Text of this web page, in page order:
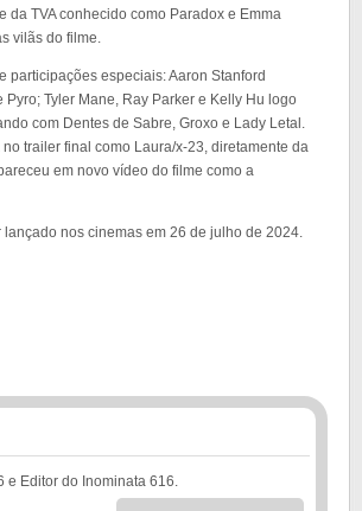
da TVA conhecido como Paradox e Emma
vilãs do filme.
participações especiais: Aaron Stanford
Tyler Mane, Ray Parker e Kelly Hu logo
com Dentes de Sabre, Groxo e Lady Letal.
trailer final como Laura/x-23, diretamente da
em novo vídeo do filme como a
nos cinemas em 26 de julho de 2024.
e Editor do Inominata 616.